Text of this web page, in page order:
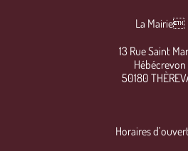
La Mairie
13 Rue Saint
Hébécrevon
50180
Horaires